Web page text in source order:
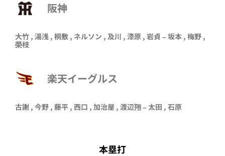
阪神
大竹 , 湯浅 , 桐敷 , ネルソン , 及川 , 漆原 , 岩貞 – 坂本 , 梅野 ,
榮枝
楽天イーグルス
古謝 , 今野 , 藤平 , 西口 , 加治屋 , 渡辺翔–太田 , 石原
本塁打